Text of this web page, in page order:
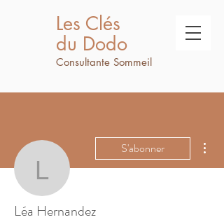
Les Clés
du Dodo
Consultante Sommeil
Léa Hernandez
S'abonner
Léa Hernandez